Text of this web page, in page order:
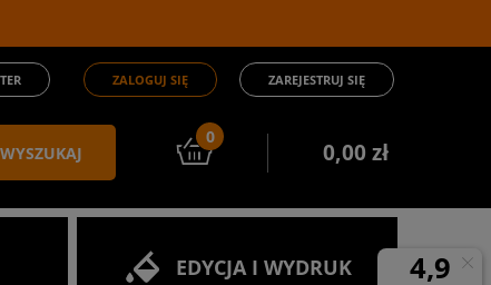
ZALOGUJ SIĘ ZAREJESTRUJ SIĘ
WYSZUKAJ
0
0,00 zł
EDYCJA I WYDRUK